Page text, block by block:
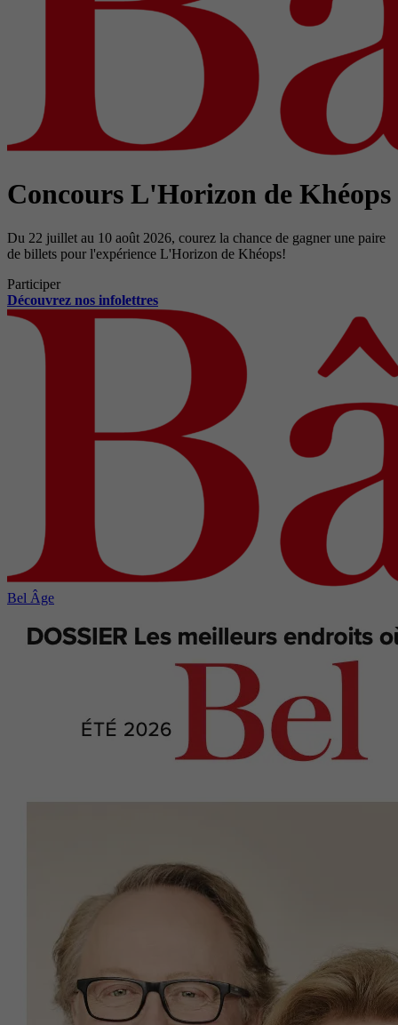
Concours L'Horizon de Khéops
Du 22 juillet au 10 août 2026, courez la chance de gagner une paire
de billets pour l'expérience L'Horizon de Khéops!
Participer
Découvrez nos infolettres
Bel Âge